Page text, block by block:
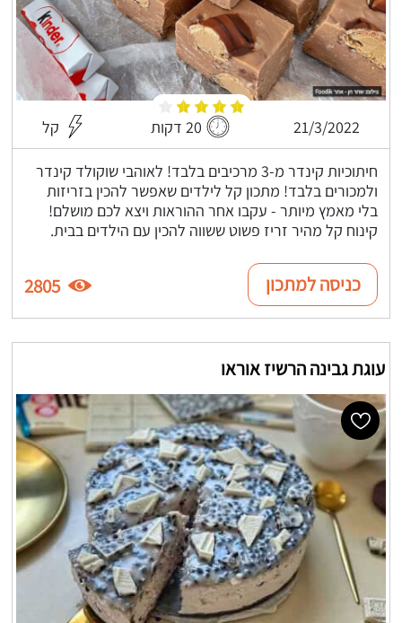
21/3/2022 20 דקות קל
חיתוכיות קינדר מ-3 מרכיבים בלבד! לאוהבי שוקולד קינדר
ולמכורים בלבד! מתכון קל לילדים שאפשר להכין בזריזות
בלי מאמץ מיותר - עקבו אחר ההוראות ויצא לכם מושלם!
קינוח קל מהיר זריז פשוט ששווה להכין עם הילדים בבית.
כניסה למתכון 2805
עוגת גבינה הרשיז אוראו